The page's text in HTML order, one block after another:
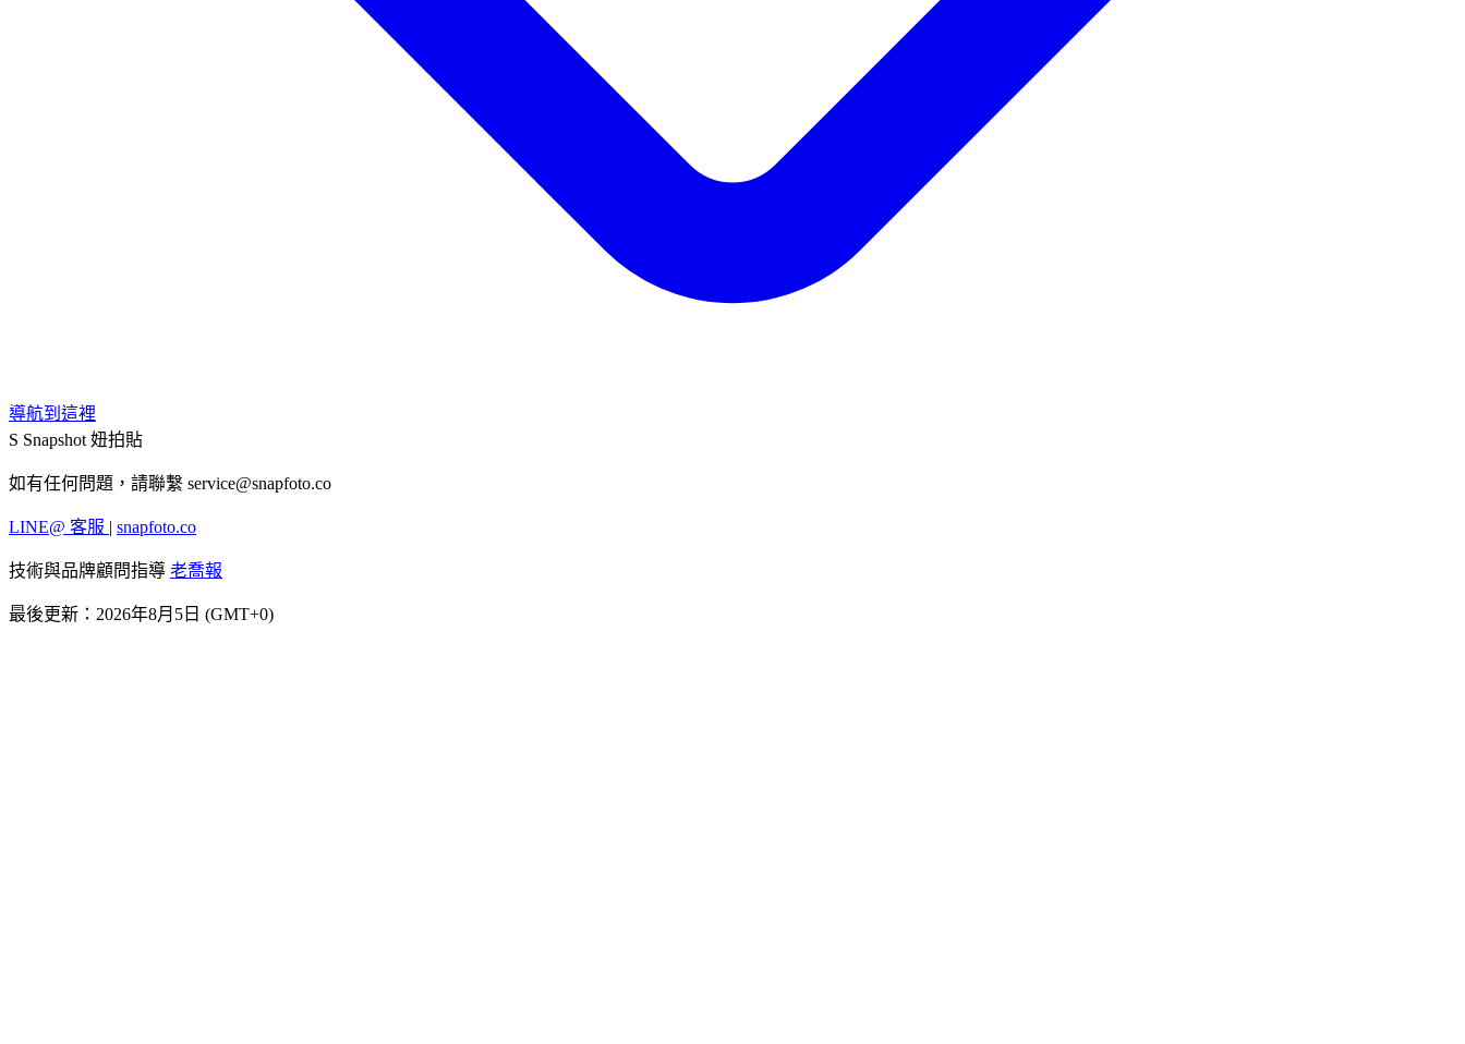
導航到這裡
S Snapshot 妞拍貼
如有任何問題，請聯繫 service@snapfoto.co
LINE@ 客服 | snapfoto.co
技術與品牌顧問指導 老喬報
最後更新：2026年8月5日 (GMT+0)